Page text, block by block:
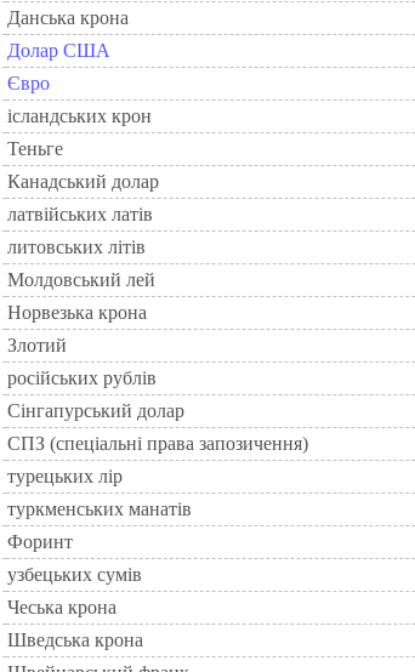
Данська крона
Долар США
Євро
ісландських крон
Теньге
Канадський долар
латвійських латів
литовських літів
Молдовський лей
Норвезька крона
Злотий
російських рублів
Сінгапурський долар
СПЗ (спеціальні права запозичення)
турецьких лір
туркменських манатів
Форинт
узбецьких сумів
Чеська крона
Шведська крона